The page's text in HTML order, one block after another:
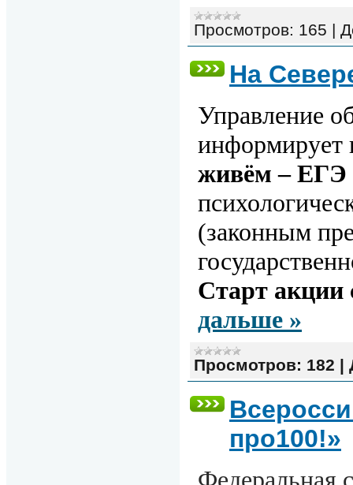
Просмотров: 165 |
На
Управление
информирует
живём – ЕГЭ
(законным
Старт акции
дальше »
Просмотров: 182 |
про100!»